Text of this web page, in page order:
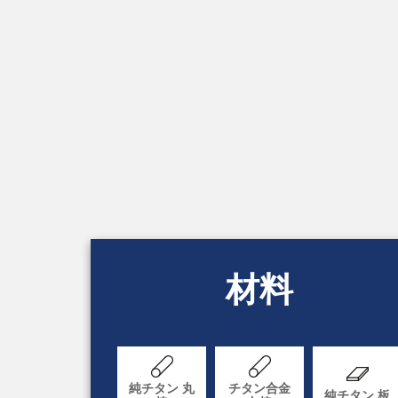
材料
純チタン 丸
チタン合金